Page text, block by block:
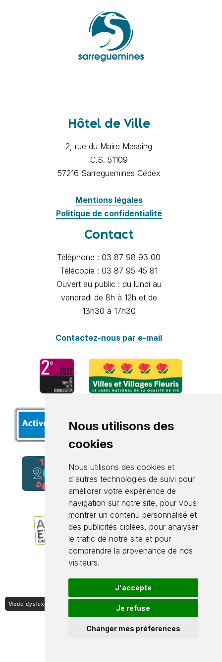
Nous utilisons des
cookies
Nous utilisons des cookies et
d'autres technologies de suivi pour
améliorer votre expérience de
navigation sur notre site, pour vous
montrer un contenu personnalisé et
des publicités ciblées, pour analyser
le trafic de notre site et pour
comprendre la provenance de nos
visiteurs.
J'accepte
Je refuse
Changer mes préférences
Hôtel de Ville
2, rue du Maire Massing
C.S. 51109
57216 Sarreguemines Cédex
Mentions légales
Politique de confidentialité
Contact
Téléphone : 03 87 98 93 00
Télécopie : 03 87 95 45 81
Ouvert au public : du lundi au
vendredi de 8h à 12h et de
13h30 à 17h30
Contactez-nous par e-mail
Mode dyslexique ON / OFF